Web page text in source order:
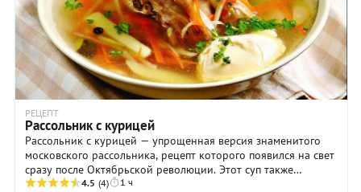
РЕЦЕПТ
Рассольник с курицей
Рассольник с курицей — упрощенная версия знаменитого
московского рассольника, рецепт которого появился на свет
сразу после Октябрьской революции. Этот суп также
готовили на курином бульоне, только ...
4.5 (4) 1 ч